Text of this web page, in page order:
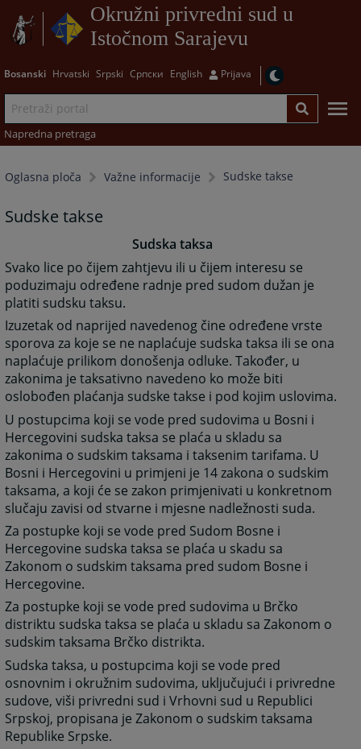
Okružni privredni sud u
Istočnom Sarajevu
Bosanski Hrvatski Srpski Српски English Prijava
Napredna pretraga
Oglasna ploča Važne informacije Sudske takse
Sudske takse
Sudska taksa
Svako lice po čijem zahtjevu ili u čijem interesu se
poduzimaju određene radnje pred sudom dužan je
platiti sudsku taksu.
Izuzetak od naprijed navedenog čine određene vrste
sporova za koje se ne naplaćuje sudska taksa ili se ona
naplaćuje prilikom donošenja odluke. Također, u
zakonima je taksativno navedeno ko može biti
oslobođen plaćanja sudske takse i pod kojim uslovima.
U postupcima koji se vode pred sudovima u Bosni i
Hercegovini sudska taksa se plaća u skladu sa
zakonima o sudskim taksama i taksenim tarifama. U
Bosni i Hercegovini u primjeni je 14 zakona o sudskim
taksama, a koji će se zakon primjenivati u konkretnom
slučaju zavisi od stvarne i mjesne nadležnosti suda.
Za postupke koji se vode pred Sudom Bosne i
Hercegovine sudska taksa se plaća u skadu sa
Zakonom o sudskim taksama pred sudom Bosne i
Hercegovine.
Za postupke koji se vode pred sudovima u Brčko
distriktu sudska taksa se plaća u skladu sa Zakonom o
sudskim taksama Brčko distrikta.
Sudska taksa, u postupcima koji se vode pred
osnovnim i okružnim sudovima, uključujući i privredne
sudove, viši privredni sud i Vrhovni sud u Republici
Srpskoj, propisana je Zakonom o sudskim taksama
Republike Srpske.